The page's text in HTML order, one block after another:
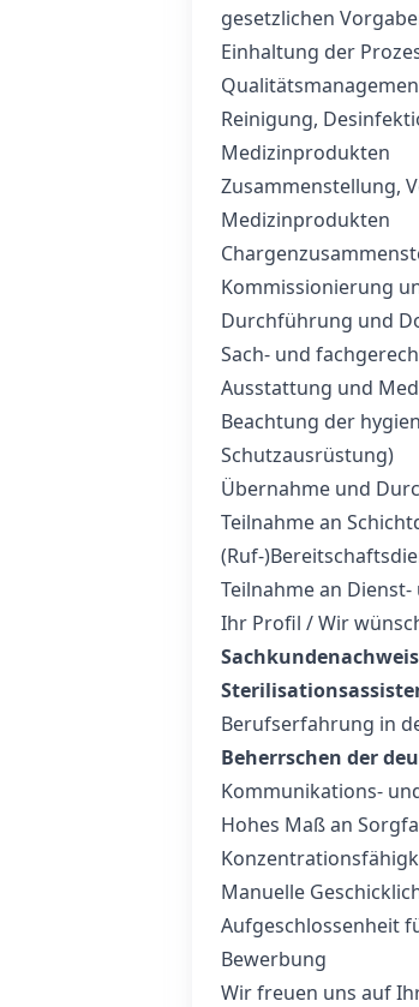
gesetzlichen
Einhaltung der
Reinigung,
Medizinprodukten
Zusammenstellung,
Medizinprodukten
Kommissionierung
Durchführung und
Sach- und
Ausstattung und
Beachtung der
Schutzausrüstung)
Übernahme und
Teilnahme an
(Ruf-
Teilnahme an
Ihr Profil / Wir
Berufserfahrung in
Beherrschen der
Kommunikations-
Hohes Maß an
Manuelle
Aufgeschlossenheit
Bewerbung
Wir freuen uns auf